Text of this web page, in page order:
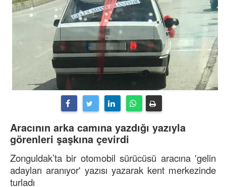
Aracının arka camına yazdığı yazıyla
görenleri şaşkına çevirdi
Zonguldak’ta bir otomobil sürücüsü aracına 'gelin
adayları aranıyor' yazısı yazarak kent merkezinde
turladı